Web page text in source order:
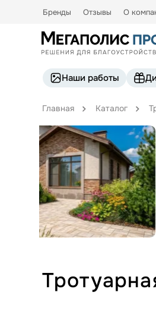
Бренды Отзывы О
Наши работы
Главная Каталог